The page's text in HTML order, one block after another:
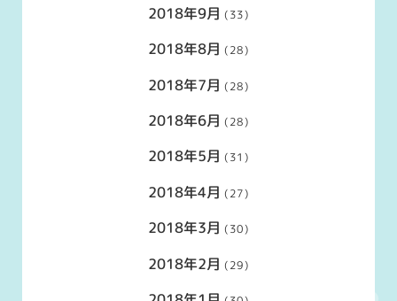
2018年9月 (33)
2018年8月 (28)
2018年7月 (28)
2018年6月 (28)
2018年5月 (31)
2018年4月 (27)
2018年3月 (30)
2018年2月 (29)